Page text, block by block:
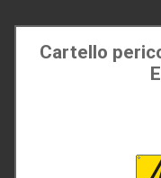
Cartello